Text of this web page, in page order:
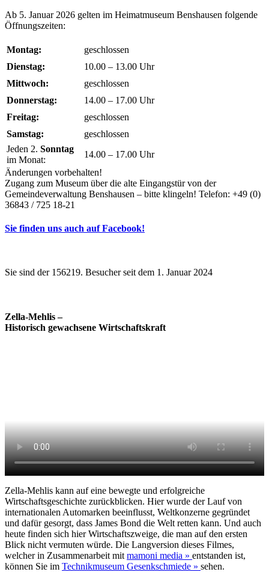
Ab 5. Januar 2026 gelten im Heimatmuseum Benshausen folgende
Öffnungszeiten:
Montag:
geschlossen
Dienstag:
10.00 – 13.00 Uhr
Mittwoch:
geschlossen
Donnerstag:
14.00 – 17.00 Uhr
Freitag:
geschlossen
Samstag:
geschlossen
Jeden 2. Sonntag
im Monat:
14.00 – 17.00 Uhr
Änderungen vorbehalten!
Zugang zum Museum über die alte Eingangstür von der
Gemeindeverwaltung Benshausen – bitte klingeln! Telefon: +49 (0)
36843 / 725 18-21
Sie finden uns auch auf Facebook!
Sie sind der 156219. Besucher seit dem 1. Januar 2024
Zella-Mehlis –
Historisch gewachsene Wirtschaftskraft
Zella-Mehlis kann auf eine bewegte und erfolgreiche
Wirtschaftsgeschichte zurückblicken. Hier wurde der Lauf von
internationalen Automarken beeinflusst, Weltkonzerne gegründet
und dafür gesorgt, dass James Bond die Welt retten kann. Und auch
heute finden sich hier Wirtschaftszweige, die man auf den ersten
Blick nicht vermuten würde. Die Langversion dieses Filmes,
welcher in Zusammenarbeit mit mamoni media » entstanden ist,
können Sie im Technikmuseum Gesenkschmiede » sehen.